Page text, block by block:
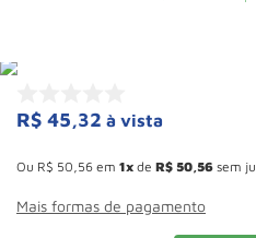
R$ 45,32 à vista
Ou R$ 50 56 em 1 de R$ 50 56 sem
Mais formas de pagamento
8 º Roda
9º Rodizio
10 º Paleteira